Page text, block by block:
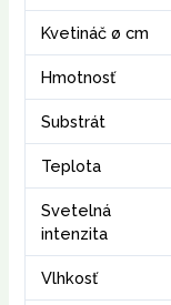
Kvetináč ø cm
Hmotnosť
Substrát
Teplota
Svetelná
intenzita
Vlhkosť